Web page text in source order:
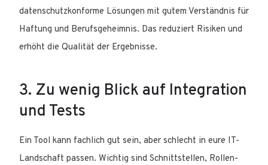
datenschutzkonforme Lösungen mit gutem Verständnis für
Haftung und Berufsgeheimnis. Das reduziert Risiken und
erhöht die Qualität der Ergebnisse.
3. Zu wenig Blick auf Integration
und Tests
Ein Tool kann fachlich gut sein, aber schlecht in eure IT-
Landschaft passen. Wichtig sind Schnittstellen, Rollen-